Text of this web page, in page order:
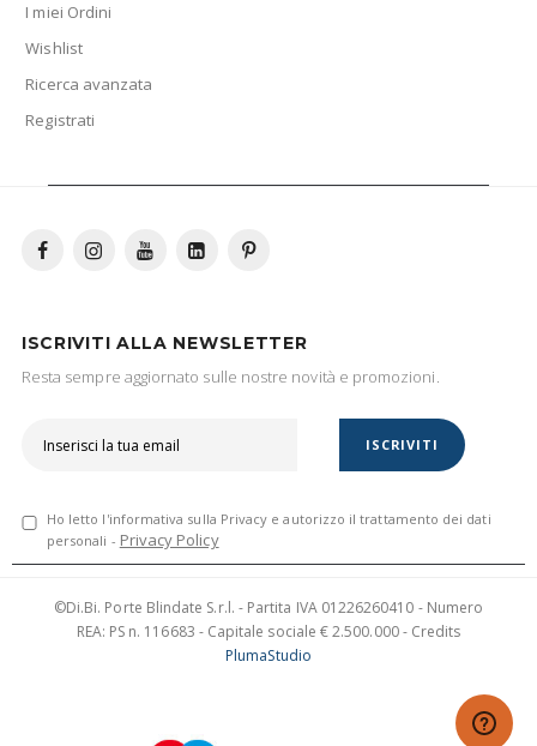
I miei Ordini
Wishlist
Ricerca avanzata
Registrati
ISCRIVITI ALLA NEWSLETTER
Resta sempre aggiornato sulle nostre novità e promozioni.
Ho letto l'informativa sulla Privacy e autorizzo il trattamento dei dati
personali - Privacy Policy
ISCRIVITI
©Di.Bi. Porte Blindate S.r.l. - Partita IVA 01226260410 - Numero
REA: PS n. 116683 - Capitale sociale € 2.500.000 - Credits
PlumaStudio